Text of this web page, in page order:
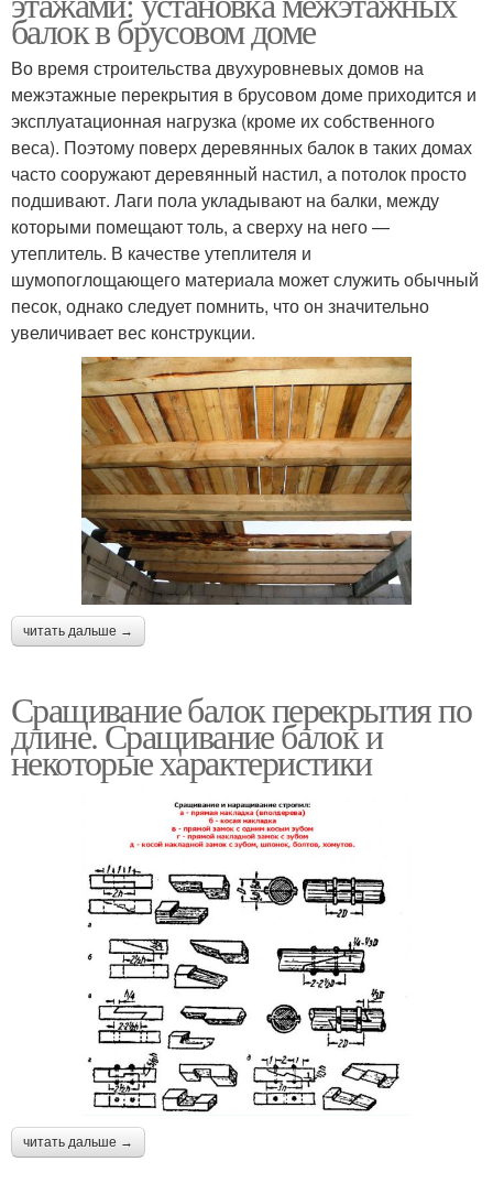
балок в брусовом доме
Во время строительства двухуровневых домов на
межэтажные перекрытия в брусовом доме приходится и
эксплуатационная нагрузка (кроме их собственного
веса). Поэтому поверх деревянных балок в таких домах
часто сооружают деревянный настил, а потолок просто
подшивают. Лаги пола укладывают на балки, между
которыми помещают толь, а сверху на него —
утеплитель. В качестве утеплителя и
шумопоглощающего материала может служить обычный
песок, однако следует помнить, что он значительно
увеличивает вес конструкции.
читать дальше →
Сращивание балок перекрытия по
длине. Сращивание балок и
некоторые характеристики
читать дальше →